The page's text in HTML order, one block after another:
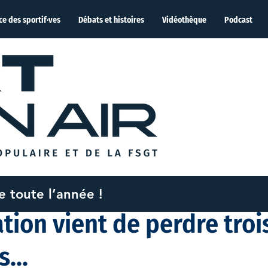
des sportif·ves Débats et histoires Vidéothèque Podcast
vient de perdre
1 min de lecture
toute l’année !